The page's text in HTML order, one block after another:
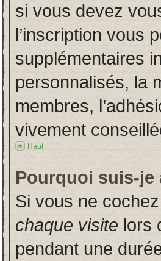
si vous devez
l’inscription vous
supplémentaires
personnalisés, la
membres,
vivement
Haut
Pourquoi suis-je
Si vous ne
chaque visite lors
pendant une